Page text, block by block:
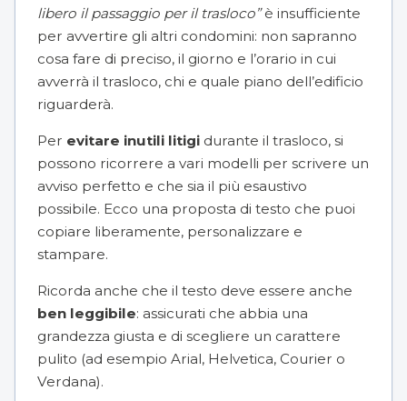
libero il passaggio per il trasloco”è insufficiente
per avvertire gli altri condomini: non sapranno
cosa fare di preciso, il giorno e l’orario in cui
avverrà il trasloco, chi e quale piano dell’edificio
riguarderà.
Per evitare inutili litigi durante il trasloco, si
possono ricorrere a vari modelli per scrivere un
avviso perfetto e che sia il più esaustivo
possibile. Ecco una proposta di testo che puoi
copiare liberamente, personalizzare e
stampare.
Ricorda anche che il testo deve essere anche
ben leggibile: assicurati che abbia una
grandezza giusta e di scegliere un carattere
pulito (ad esempio Arial, Helvetica, Courier o
Verdana).